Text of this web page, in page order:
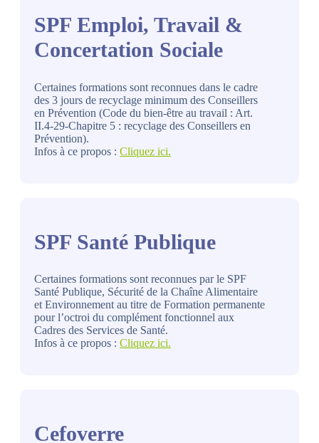
SPF Emploi, Travail &
Concertation Sociale
Certaines formations sont reconnues dans le cadre
des 3 jours de recyclage minimum des Conseillers
en Prévention (Code du bien-être au travail : Art.
II.4-29-Chapitre 5 : recyclage des Conseillers en
Prévention).
Infos à ce propos : Cliquez ici.
SPF Santé Publique
Certaines formations sont reconnues par le SPF
Santé Publique, Sécurité de la Chaîne Alimentaire
et Environnement au titre de Formation permanente
pour l’octroi du complément fonctionnel aux
Cadres des Services de Santé.
Infos à ce propos : Cliquez ici.
Cefoverre